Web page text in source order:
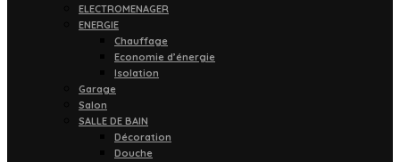
ELECTROMENAGER
ENERGIE
Chauffage
Economie d’énergie
Isolation
Garage
Salon
SALLE DE BAIN
Décoration
Douche